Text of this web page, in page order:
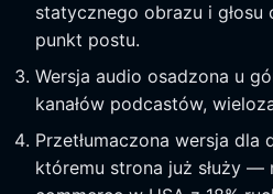
statycznego obrazu i
punkt postu.
Wersja audio osadzona u
kanałów podcastów,
Przetłumaczona wersja dla
któremu strona już służy —